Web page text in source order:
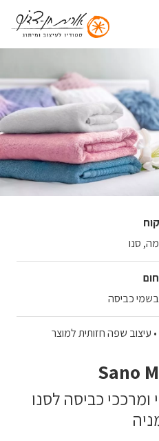
סנו
כביסה
• עיצוב שפה חזותית למוצר
Sano
כביסה לסנו